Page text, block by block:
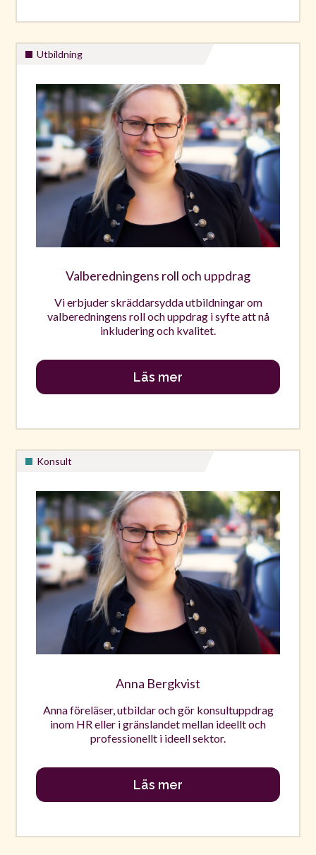
Utbildning
Valberedningens roll och uppdrag
Vi erbjuder skräddarsydda utbildningar om
valberedningens roll och uppdrag i syfte att nå
inkludering och kvalitet.
Läs mer
Konsult
Anna Bergkvist
Anna föreläser, utbildar och gör konsultuppdrag
inom HR eller i gränslandet mellan ideellt och
professionellt i ideell sektor.
Läs mer